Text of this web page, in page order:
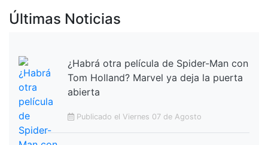
Últimas Noticias
¿Habrá otra película de Spider-Man con
Tom Holland? Marvel ya deja la puerta
abierta
Publicado el Viernes 07 de Agosto